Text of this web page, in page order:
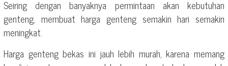
Seiring dengan banyaknya permintaan akan kebutuhan
genteng, membuat harga genteng semakin hari semakin
meningkat.
Harga genteng bekas ini jauh lebih murah, karena memang